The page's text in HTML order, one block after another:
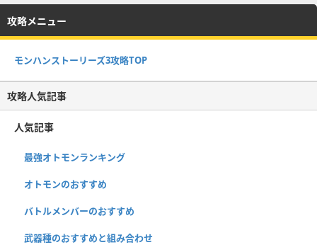
攻略メニュー
モンハンストーリーズ3攻略TOP
攻略人気記事
人気記事
最強オトモンランキング
オトモンのおすすめ
バトルメンバーのおすすめ
武器種のおすすめと組み合わせ